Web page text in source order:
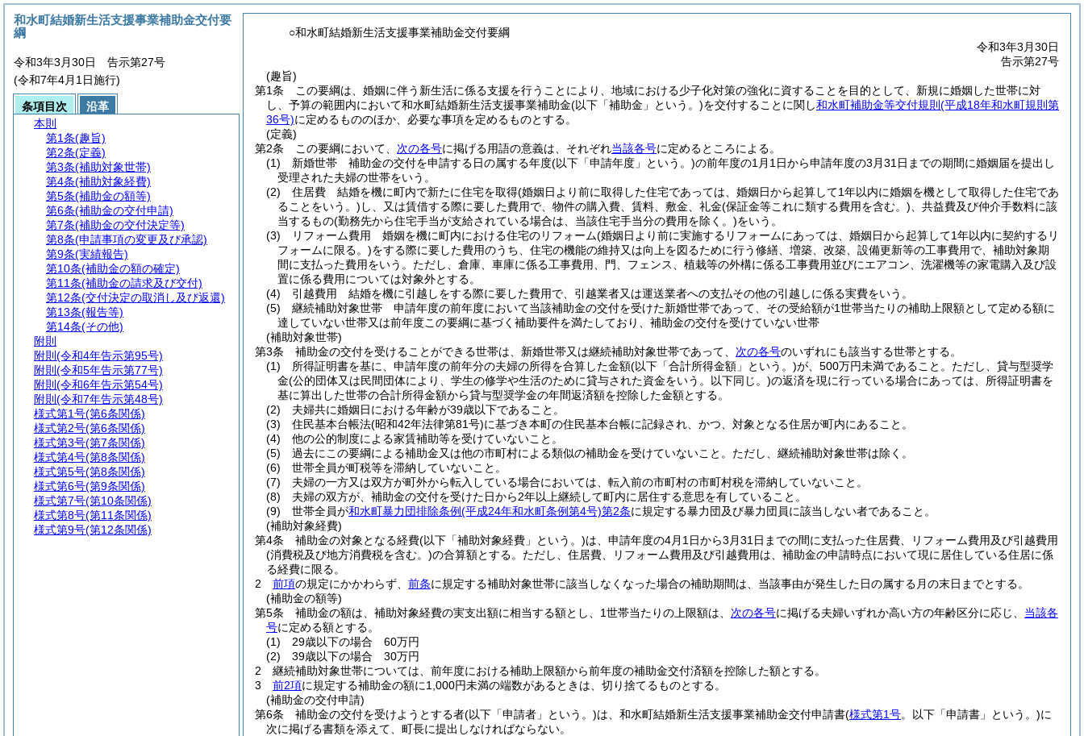
○和水町結婚新生活支援事業補助金交付要綱
令和3年3月30日
告示第27号
(趣旨)
第1条
この要綱は、婚姻に伴う新生活に係る支援を行うことにより、地域における少子化対策の強化に資することを目的として、新規に婚姻した世帯に対
し、予算の範囲内において和水町結婚新生活支援事業補助金(以下「補助金」という。)を交付することに関し和水町補助金等交付規則 (平成18年和水町規則第
36号)に定めるもののほか、必要な事項を定めるものとする。
(定義)
第2条
この要綱において、 次の各号に掲げる用語の意義は、それぞれ当該各号に定めるところによる。
(1)
新婚世帯 補助金の交付を申請する日の属する年度(以下「申請年度」という。)の前年度の1月1日から申請年度の3月31日までの期間に婚姻届を提出し
受理された夫婦の世帯をいう。
(2)
住居費 結婚を機に町内で新たに住宅を取得(婚姻日より前に取得した住宅であっては、婚姻日から起算して1年以内に婚姻を機として取得した住宅であ
ることをいう。) し、又は賃借する際に要した費用で、物件の購入費、賃料、敷金、礼金(保証金等これに類する費用を含む。) 、共益費及び仲介手数料に該
当するもの(勤務先から住宅手当が支給されている場合は、当該住宅手当分の費用を除く。)をいう。
(3)
リフォーム費用 婚姻を機に町内における住宅のリフォーム(婚姻日より前に実施するリフォームにあっては、婚姻日から起算して1年以内に契約するリ
フォームに限る。)をする際に要した費用のうち、住宅の機能の維持又は向上を図るために行う修繕、増築、改築、設備更新等の工事費用で、補助対象期
間に支払った費用をいう。 ただし、倉庫、車庫に係る工事費用、門、フェンス、植栽等の外構に係る工事費用並びにエアコン、洗濯機等の家電購入及び設
置に係る費用については対象外とする。
(4)
引越費用 結婚を機に引越しをする際に要した費用で、引越業者又は運送業者への支払その他の引越しに係る実費をいう。
(5)
継続補助対象世帯 申請年度の前年度において当該補助金の交付を受けた新婚世帯であって、その受給額が1世帯当たりの補助上限額として定める額に
達していない世帯又は前年度この要綱に基づく補助要件を満たしており、補助金の交付を受けていない世帯
(補助対象世帯)
第3条
補助金の交付を受けることができる世帯は、新婚世帯又は継続補助対象世帯であって、 次の各号のいずれにも該当する世帯とする。
(1)
所得証明書を基に、申請年度の前年分の夫婦の所得を合算した金額(以下「合計所得金額」という。)が、500万円未満であること。 ただし、貸与型奨学
金(公的団体又は民間団体により、学生の修学や生活のために貸与された資金をいう。以下同じ。)の返済を現に行っている場合にあっては、所得証明書を
基に算出した世帯の合計所得金額から貸与型奨学金の年間返済額を控除した金額とする。
(2)
夫婦共に婚姻日における年齢が39歳以下であること。
(3)
住民基本台帳法(昭和42年法律第81号)に基づき本町の住民基本台帳に記録され、かつ、対象となる住居が町内にあること。
(4)
他の公的制度による家賃補助等を受けていないこと。
(5)
過去にこの要綱による補助金又は他の市町村による類似の補助金を受けていないこと。 ただし、継続補助対象世帯は除く。
(6)
世帯全員が町税等を滞納していないこと。
(7)
夫婦の一方又は双方が町外から転入している場合においては、転入前の市町村の市町村税を滞納していないこと。
(8)
夫婦の双方が、補助金の交付を受けた日から2年以上継続して町内に居住する意思を有していること。
(9)
世帯全員が和水町暴力団排除条例(平成24年和水町条例第4号)第2条に規定する暴力団及び暴力団員に該当しない者であること。
(補助対象経費)
第4条
補助金の対象となる経費(以下「補助対象経費」という。)は、申請年度の4月1日から3月31日までの間に支払った住居費、リフォーム費用及び引越費用
(消費税及び地方消費税を含む。)の合算額とする。 ただし、住居費、リフォーム費用及び引越費用は、補助金の申請時点において現に居住している住居に係
る経費に限る。
2
前項の規定にかかわらず、 前条に規定する補助対象世帯に該当しなくなった場合の補助期間は、当該事由が発生した日の属する月の末日までとする。
(補助金の額等)
第5条
補助金の額は、補助対象経費の実支出額に相当する額とし、1世帯当たりの上限額は、 次の各号に掲げる夫婦いずれか高い方の年齢区分に応じ、 当該各
号に定める額とする。
(1)
29歳以下の場合 60万円
(2)
39歳以下の場合 30万円
2
継続補助対象世帯については、前年度における補助上限額から前年度の補助金交付済額を控除した額とする。
3
前2項に規定する補助金の額に1,000円未満の端数があるときは、切り捨てるものとする。
(補助金の交付申請)
第6条
補助金の交付を受けようとする者(以下「申請者」という。)は、和水町結婚新生活支援事業補助金交付申請書(様式第1号。以下「申請書」という。)に
次に掲げる書類を添えて、町長に提出しなければならない。
和水町結婚新生活支援事業補助金交付要
綱
令和3年3月30日 告示第27号
(令和7年4月1日施行)
条項目次
沿革
本則
第1条(趣旨)
第2条(定義)
第3条(補助対象世帯)
第4条(補助対象経費)
第5条(補助金の額等)
第6条(補助金の交付申請)
第7条(補助金の交付決定等)
第8条(申請事項の変更及び承認)
第9条(実績報告)
第10条(補助金の額の確定)
第11条(補助金の請求及び交付)
第12条(交付決定の取消し及び返還)
第13条(報告等)
第14条(その他)
附則
附則 (令和4年告示第95号)
附則 (令和5年告示第77号)
附則 (令和6年告示第54号)
附則 (令和7年告示第48号)
様式第1号(第6条関係)
様式第2号(第6条関係)
様式第3号(第7条関係)
様式第4号(第8条関係)
様式第5号(第8条関係)
様式第6号(第9条関係)
様式第7号(第10条関係)
様式第8号(第11条関係)
様式第9号(第12条関係)